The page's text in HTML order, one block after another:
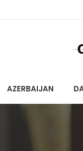
AZERBAIJAN